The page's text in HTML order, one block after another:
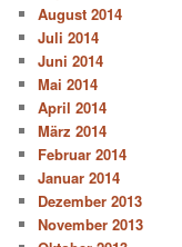
August 2014
Juli 2014
Juni 2014
Mai 2014
April 2014
März 2014
Februar 2014
Januar 2014
Dezember 2013
November 2013